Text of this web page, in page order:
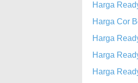
Harga
Harga Cor
Harga
Harga
Harga